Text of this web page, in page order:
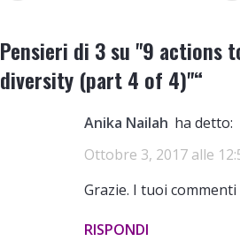
Pensieri di 3 su "9 actions
diversity (part 4 of 4)"“
Anika Nailah ha detto:
Ottobre 3, 2017 alle
Grazie. I tuoi
RISPONDI